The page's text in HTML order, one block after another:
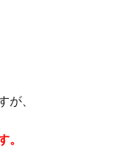
が、
。